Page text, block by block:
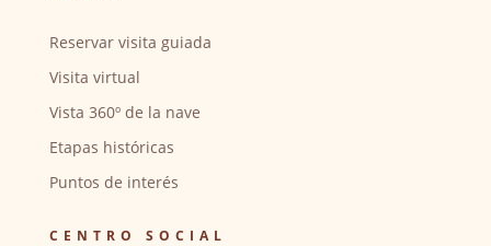
Reservar visita guiada
Visita virtual
Vista 360º de la nave
Etapas históricas
Puntos de interés
CENTRO SOCIAL